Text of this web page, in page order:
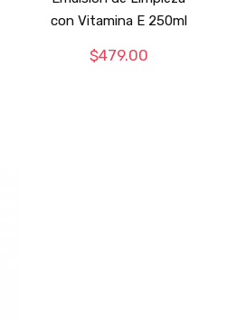
con Vitamina E 250ml
$479.00